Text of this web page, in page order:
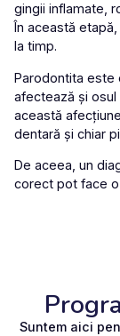
gingii inflamate,
În această
la timp.
Parodontita este
afectează și osul
această
dentară și chiar
De aceea, un
corect pot face
Suntem aici